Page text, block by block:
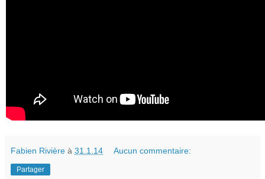
Fabien Rivière à 31.1.14 Aucun commentaire:
Partager